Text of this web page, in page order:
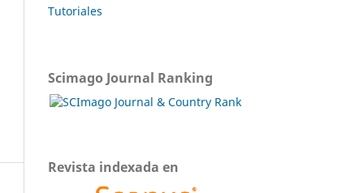
Tutoriales
Scimago Journal Ranking
Revista indexada en